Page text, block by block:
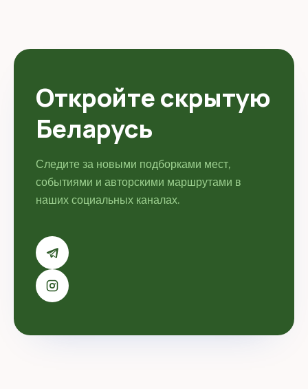
Откройте скрытую
Беларусь
Следите за новыми подборками мест,
событиями и авторскими маршрутами в
наших социальных каналах.